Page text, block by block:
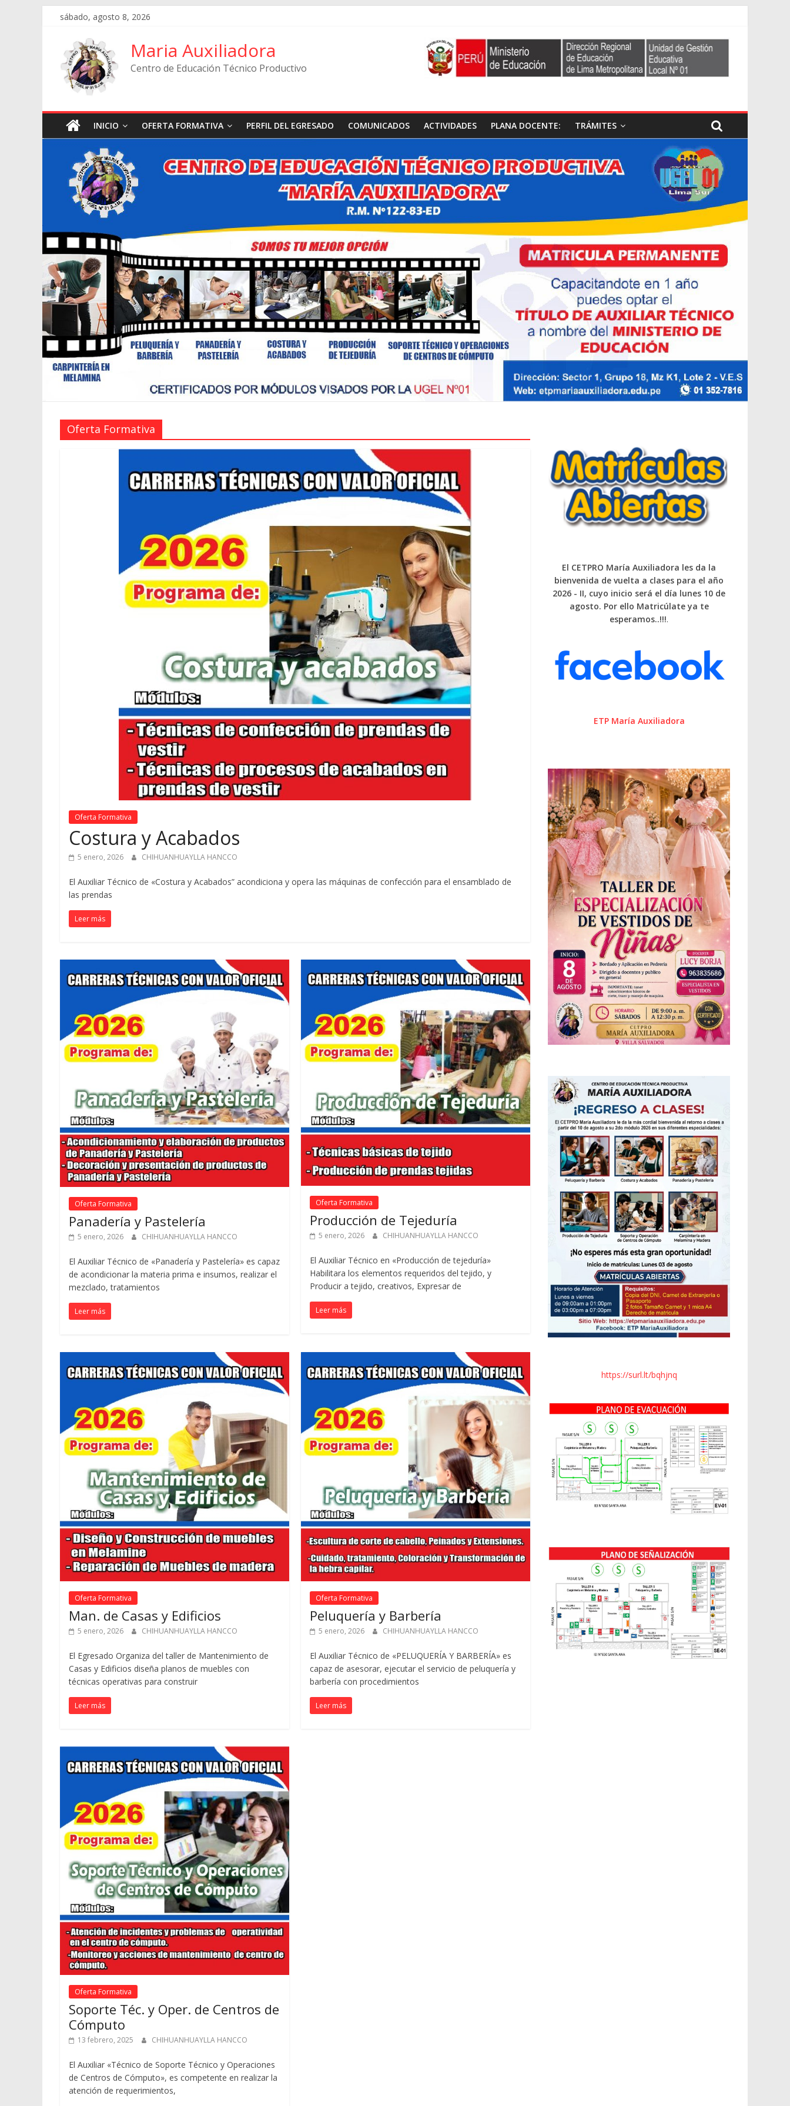
content
sábado, agosto 8, 2026
Maria Auxiliadora
Centro de Educación Técnico Productivo
INICIO OFERTA FORMATIVA PERFIL DEL EGRESADO COMUNICADOS ACTIVIDADES PLANA DOCENTE: TRÁMITES
Oferta Formativa
Oferta Formativa
Costura y Acabados
5 enero, 2026 CHIHUANHUAYLLA HANCCO
El Auxiliar Técnico de «Costura y Acabados” acondiciona y opera las máquinas de confección para el ensamblado de
las prendas
Leer más
Oferta Formativa
Panadería y Pastelería
5 enero, 2026 CHIHUANHUAYLLA HANCCO
El Auxiliar Técnico de «Panadería y Pastelería» es capaz
de acondicionar la materia prima e insumos, realizar el
mezclado, tratamientos
Leer más
Oferta Formativa
Producción de Tejeduría
5 enero, 2026 CHIHUANHUAYLLA HANCCO
El Auxiliar Técnico en «Producción de tejeduría»
Habilitara los elementos requeridos del tejido, y
Producir a tejido, creativos, Expresar de
Leer más
Oferta Formativa
Man. de Casas y Edificios
5 enero, 2026 CHIHUANHUAYLLA HANCCO
El Egresado Organiza del taller de Mantenimiento de
Casas y Edificios diseña planos de muebles con
técnicas operativas para construir
Leer más
Oferta Formativa
Peluquería y Barbería
5 enero, 2026 CHIHUANHUAYLLA HANCCO
El Auxiliar Técnico de «PELUQUERÍA Y BARBERÍA» es
capaz de asesorar, ejecutar el servicio de peluquería y
barbería con procedimientos
Leer más
Oferta Formativa
Soporte Téc. y Oper. de Centros de
Cómputo
13 febrero, 2025 CHIHUANHUAYLLA HANCCO
El Auxiliar «Técnico de Soporte Técnico y Operaciones
de Centros de Cómputo», es competente en realizar la
atención de requerimientos,
El CETPRO María Auxiliadora les da la
bienvenida de vuelta a clases para el año
2026 - II, cuyo inicio será el día lunes 10 de
agosto. Por ello Matricúlate ya te
esperamos..!!!.
ETP María Auxiliadora
https://surl.lt/bqhjnq